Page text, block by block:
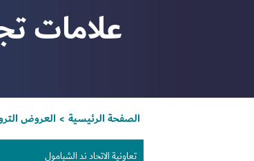
علامات
الصفحة الرئيسية > العروض
تعاونية الاتحاد ند الشبامول